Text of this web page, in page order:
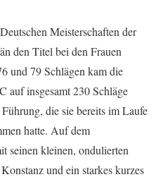
Meisterschaften der
den Titel bei den Frauen
und 79 Schlägen kam die
auf insgesamt 230 Schläge
die sie bereits im Laufe
hatte. Auf dem
seinen kleinen, ondulierten
und ein starkes kurzes